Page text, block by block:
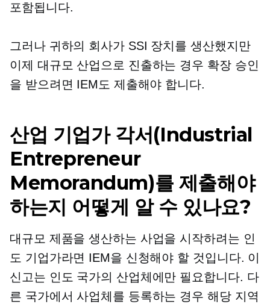
포함됩니다.
그러나 귀하의 회사가 SSI 장치를 생산했지만
이제 대규모 산업으로 진출하는 경우 확장 승인
을 받으려면 IEM도 제출해야 합니다.
산업 기업가 각서(Industrial
Entrepreneur
Memorandum)를 제출해야
하는지 어떻게 알 수 있나요?
대규모 제품을 생산하는 사업을 시작하려는 인
도 기업가라면 IEM을 신청해야 할 것입니다. 이
신고는 인도 국가의 산업체에만 필요합니다. 다
른 국가에서 사업체를 등록하는 경우 해당 지역